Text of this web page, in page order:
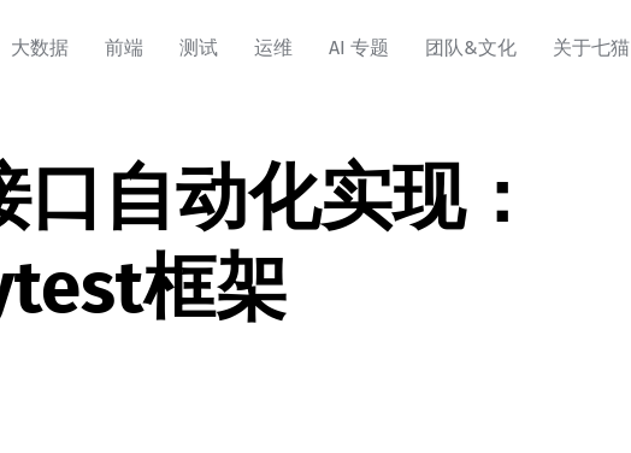
大数据 前端 测试 运维 AI 专题 团队&文化 关于七猫
自动化实现：
框架